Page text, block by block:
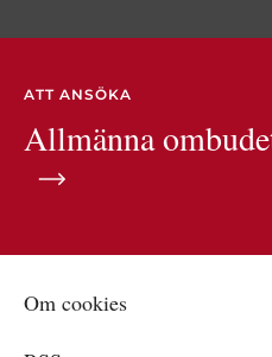
ATT ANSÖKA
Allmänna
Om cookies